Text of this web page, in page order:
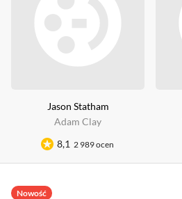
Jason Statham
Adam Clay
8,1 2 989 ocen
Nowość